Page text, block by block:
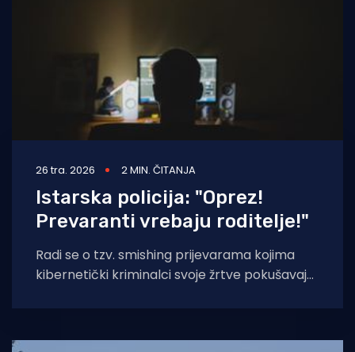
26 tra. 2026 2 MIN. ČITANJA
Istarska policija: "Oprez!
Prevaranti vrebaju roditelje!"
Radi se o tzv. smishing prijevarama kojima
kibernetički kriminalci svoje žrtve pokušavaju
protupravne imovinske